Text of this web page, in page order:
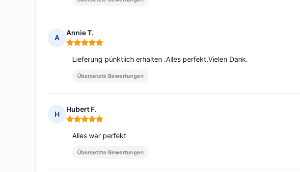
A
Annie T.
Hinweis: 5 von 5
Lieferung pünktlich erhalten .Alles perfekt.Vielen Dank.
Übersetzte Bewertungen
H
Hubert F.
Hinweis: 5 von 5
Alles war perfekt
Übersetzte Bewertungen